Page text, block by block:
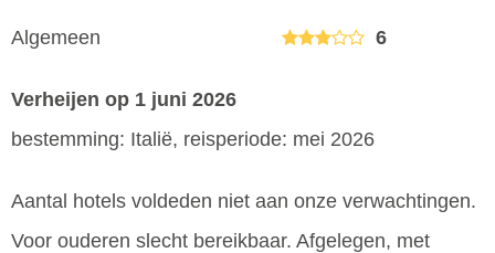
Algemeen 6
Verheijen op 1 juni 2026
bestemming: Italië, reisperiode: mei 2026
Aantal hotels voldeden niet aan onze verwachtingen.
Voor ouderen slecht bereikbaar. Afgelegen, met